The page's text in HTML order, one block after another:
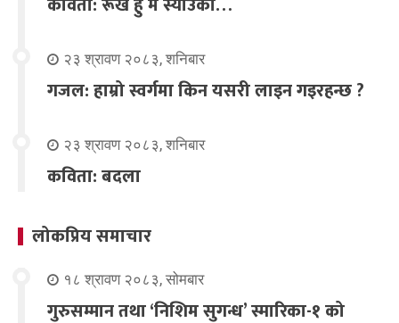
२३ श्रावण २०८३, शनिबार
गजल: हाम्रो स्वर्गमा किन यसरी लाइन गइरहन्छ ?
२३ श्रावण २०८३, शनिबार
कविता: बदला
लोकप्रिय समाचार
१८ श्रावण २०८३, सोमबार
गुरुसम्मान तथा ‘निशिम सुगन्ध’ स्मारिका-१ को